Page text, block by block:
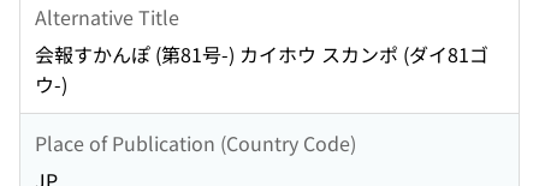
Alternative Title
会報すかんぽ (第81号-) カイホウ スカンポ (ダイ81ゴ
ウ-)
Place of Publication (Country Code)
JP